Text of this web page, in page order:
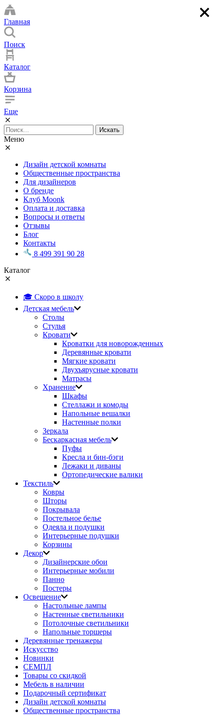
Главная
Поиск
Каталог
Корзина
Еще
Искать
Меню
Дизайн детской комнаты
Общественные пространства
Для дизайнеров
О бренде
Клуб Moonk
Оплата и доставка
Вопросы и ответы
Отзывы
Блог
Контакты
8 499 391 90 28
Каталог
🎓 Скоро в школу
Детская мебель
Столы
Стулья
Кровати
Кроватки для новорожденных
Деревянные кровати
Мягкие кровати
Двухъярусные кровати
Матрасы
Хранение
Шкафы
Стеллажи и комоды
Напольные вешалки
Настенные полки
Зеркала
Бескаркасная мебель
Пуфы
Кресла и бин-бэги
Лежаки и диваны
Ортопедические валики
Текстиль
Ковры
Шторы
Покрывала
Постельное белье
Одеяла и подушки
Интерьерные подушки
Корзины
Декор
Дизайнерские обои
Интерьерные мобили
Панно
Постеры
Освещение
Настольные лампы
Настенные светильники
Потолочные светильники
Напольные торшеры
Деревянные тренажеры
Искусство
Новинки
СЕМПЛ
Товары со скидкой
Мебель в наличии
Подарочный сертификат
Дизайн детской комнаты
Общественные пространства
×
×
×
×